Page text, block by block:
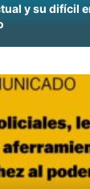
y su difícil